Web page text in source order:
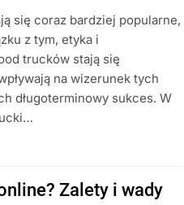
się coraz bardziej popularne,
z tym, etyka i
trucków stają się
na wizerunek tych
długoterminowy sukces. W
Zalety i wady